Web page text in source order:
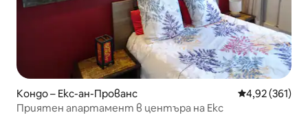
Кондо – Екс-ан-Прованс Средна
4,92 (361)
Приятен апартамент в центъра на Екс